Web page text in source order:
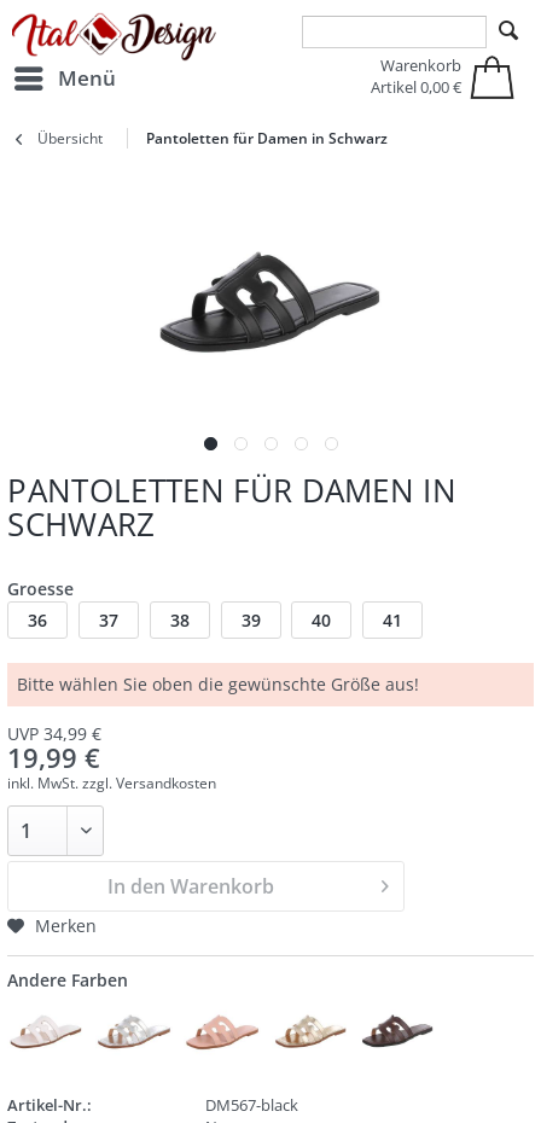
Zur Hauptnavigation springen Zum Hauptinhalt springen
Menü
Warenkorb
Artikel0,00 €
Übersicht Pantoletten für Damen in Schwarz
PANTOLETTEN FÜR DAMEN IN
SCHWARZ
Groesse
36
37 38 39 40 41
Bitte wählen Sie oben die gewünschte Größe aus!
UVP 34,99 €
19,99 €
inkl. MwSt.zzgl. Versandkosten
In den Warenkorb
Merken
Andere Farben
Artikel-Nr.:
DM567-black